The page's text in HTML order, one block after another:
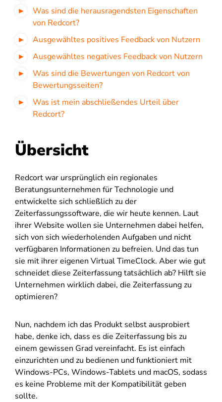
Was sind die herausragendsten Eigenschaften
von Redcort?
Ausgewähltes positives Feedback von Nutzern
Ausgewähltes negatives Feedback von Nutzern
Was sind die Bewertungen von Redcort von
Bewertungsseiten?
Was ist mein abschließendes Urteil über
Redcort?
Übersicht
Redcort war ursprünglich ein regionales
Beratungsunternehmen für Technologie und
entwickelte sich schließlich zu der
Zeiterfassungssoftware, die wir heute kennen. Laut
ihrer Website wollen sie Unternehmen dabei helfen,
sich von sich wiederholenden Aufgaben und nicht
verfügbaren Informationen zu befreien. Und das tun
sie mit ihrer eigenen Virtual TimeClock. Aber wie gut
schneidet diese Zeiterfassung tatsächlich ab? Hilft sie
Unternehmen wirklich dabei, die Zeiterfassung zu
optimieren?
Nun, nachdem ich das Produkt selbst ausprobiert
habe, denke ich, dass es die Zeiterfassung bis zu
einem gewissen Grad vereinfacht. Es ist einfach
einzurichten und zu bedienen und funktioniert mit
Windows-PCs, Windows-Tablets und macOS, sodass
es keine Probleme mit der Kompatibilität geben
sollte.